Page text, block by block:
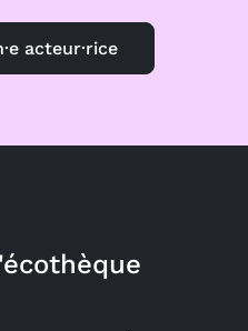
acteur·rice